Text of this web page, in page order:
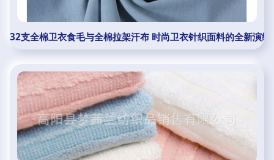
32支全棉卫衣食毛与全棉拉架汗布 时尚卫衣针织面料的全新演绎